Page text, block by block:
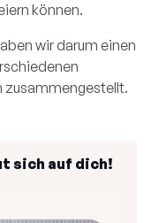
können.
wir darum einen
zusammengestellt.
sich auf dich!